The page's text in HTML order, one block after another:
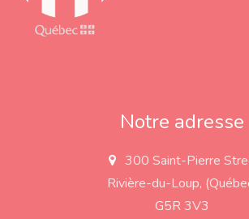
Notre adresse
a
d
300 Saint-Pierre
Rivière-du-Loup,
G5R 3V3